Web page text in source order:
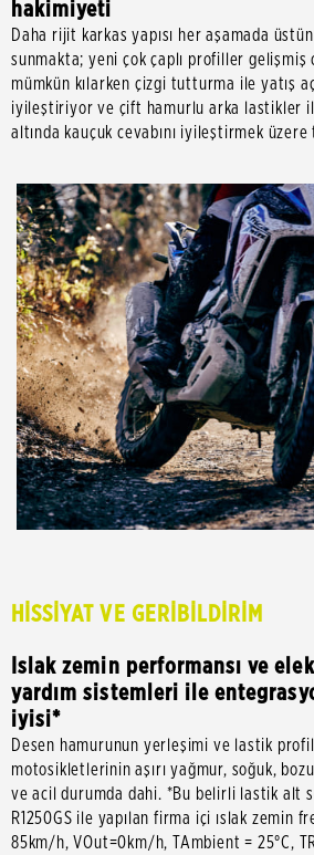
hakimiyeti
Daha rijit karkas yapısı her aşamada
sunmakta; yeni çok çaplı profiller
mümkün kılarken çizgi tutturma ile yatış
iyileştiriyor ve çift hamurlu arka lastikler
altında kauçuk cevabını iyileştirmek üzere
HİSSİYAT VE GERİBİLDİRİM
Islak zemin performansı ve
yardım sistemleri ile
iyisi*
Desen hamurunun yerleşimi ve lastik
motosikletlerinin aşırı yağmur, soğuk,
ve acil durumda dahi. *Bu belirli lastik alt
R1250GS ile yapılan firma içi ıslak zemin
85km/h, VOut=0km/h, TAmbient = 25°C,